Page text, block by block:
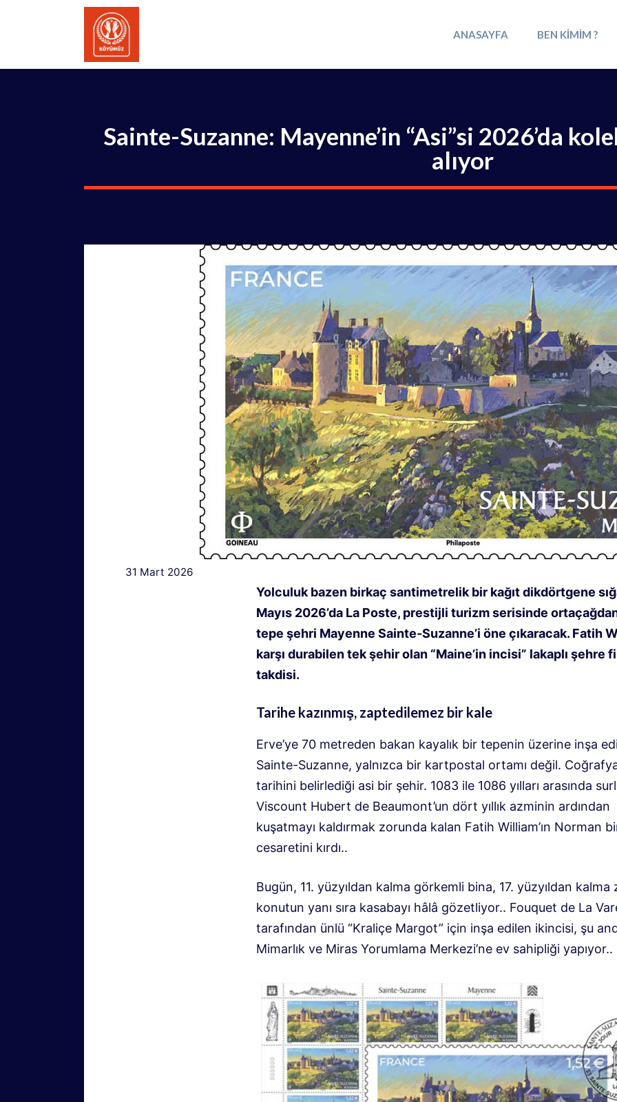
ANASAYFA BEN KIMIM ?
Sainte-Suzanne: Mayenne’in “Asi”si 2026’da
alıyor
31 Mart 2026
Yolculuk bazen birkaç santimetrelik bir kağıt dikdörtgene
Mayıs 2026’da La Poste, prestijli turizm serisinde
tepe şehri Mayenne Sainte-Suzanne’i öne çıkaracak. Fatih
karşı durabilen tek şehir olan “Maine’in incisi” lakaplı şehre
takdisi.
Tarihe kazınmış, zaptedilemez bir kale
Erve’ye 70 metreden bakan kayalık bir tepenin üzerine inşa
Sainte-Suzanne, yalnızca bir kartpostal ortamı değil.
tarihini belirlediği asi bir şehir. 1083 ile 1086 yılları arasında
Viscount Hubert de Beaumont’un dört yıllık azminin ardından
kuşatmayı kaldırmak zorunda kalan Fatih William’ın Norman
cesaretini kırdı..
Bugün, 11. yüzyıldan kalma görkemli bina, 17. yüzyıldan
konutun yanı sıra kasabayı hâlâ gözetliyor.. Fouquet de La
tarafından ünlü “Kraliçe Margot” için inşa edilen ikincisi, şu
Mimarlık ve Miras Yorumlama Merkezi’ne ev sahipliği yapıyor..